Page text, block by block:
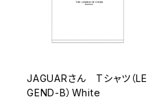
JAGUARさん Tシャツ（LE
GEND-B）White